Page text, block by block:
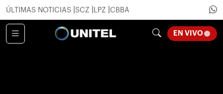
ÚLTIMAS NOTICIAS SCZ LPZ CBBA
EN VIVO